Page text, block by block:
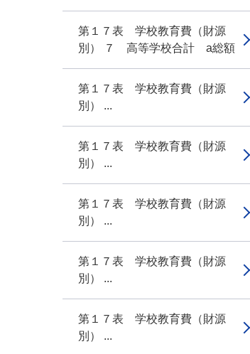
第１７表 学校教育費（財源
別） ７ 高等学校合計 a総額
第１７表 学校教育費（財源
別） ...
第１７表 学校教育費（財源
別） ...
第１７表 学校教育費（財源
別） ...
第１７表 学校教育費（財源
別） ...
第１７表 学校教育費（財源
別） ...